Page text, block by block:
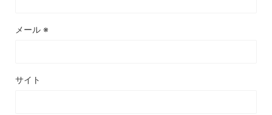
メール ※
サイト